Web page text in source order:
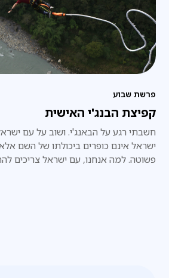
פרשת שבוע
קפיצת הבנג'י האישית
חשבתי רגע על הבאנג'י. ושוב על עם
ישראל אינם כופרים ביכולתו של השם
פשוטה. למה אנחנו, עם ישראל צריכים